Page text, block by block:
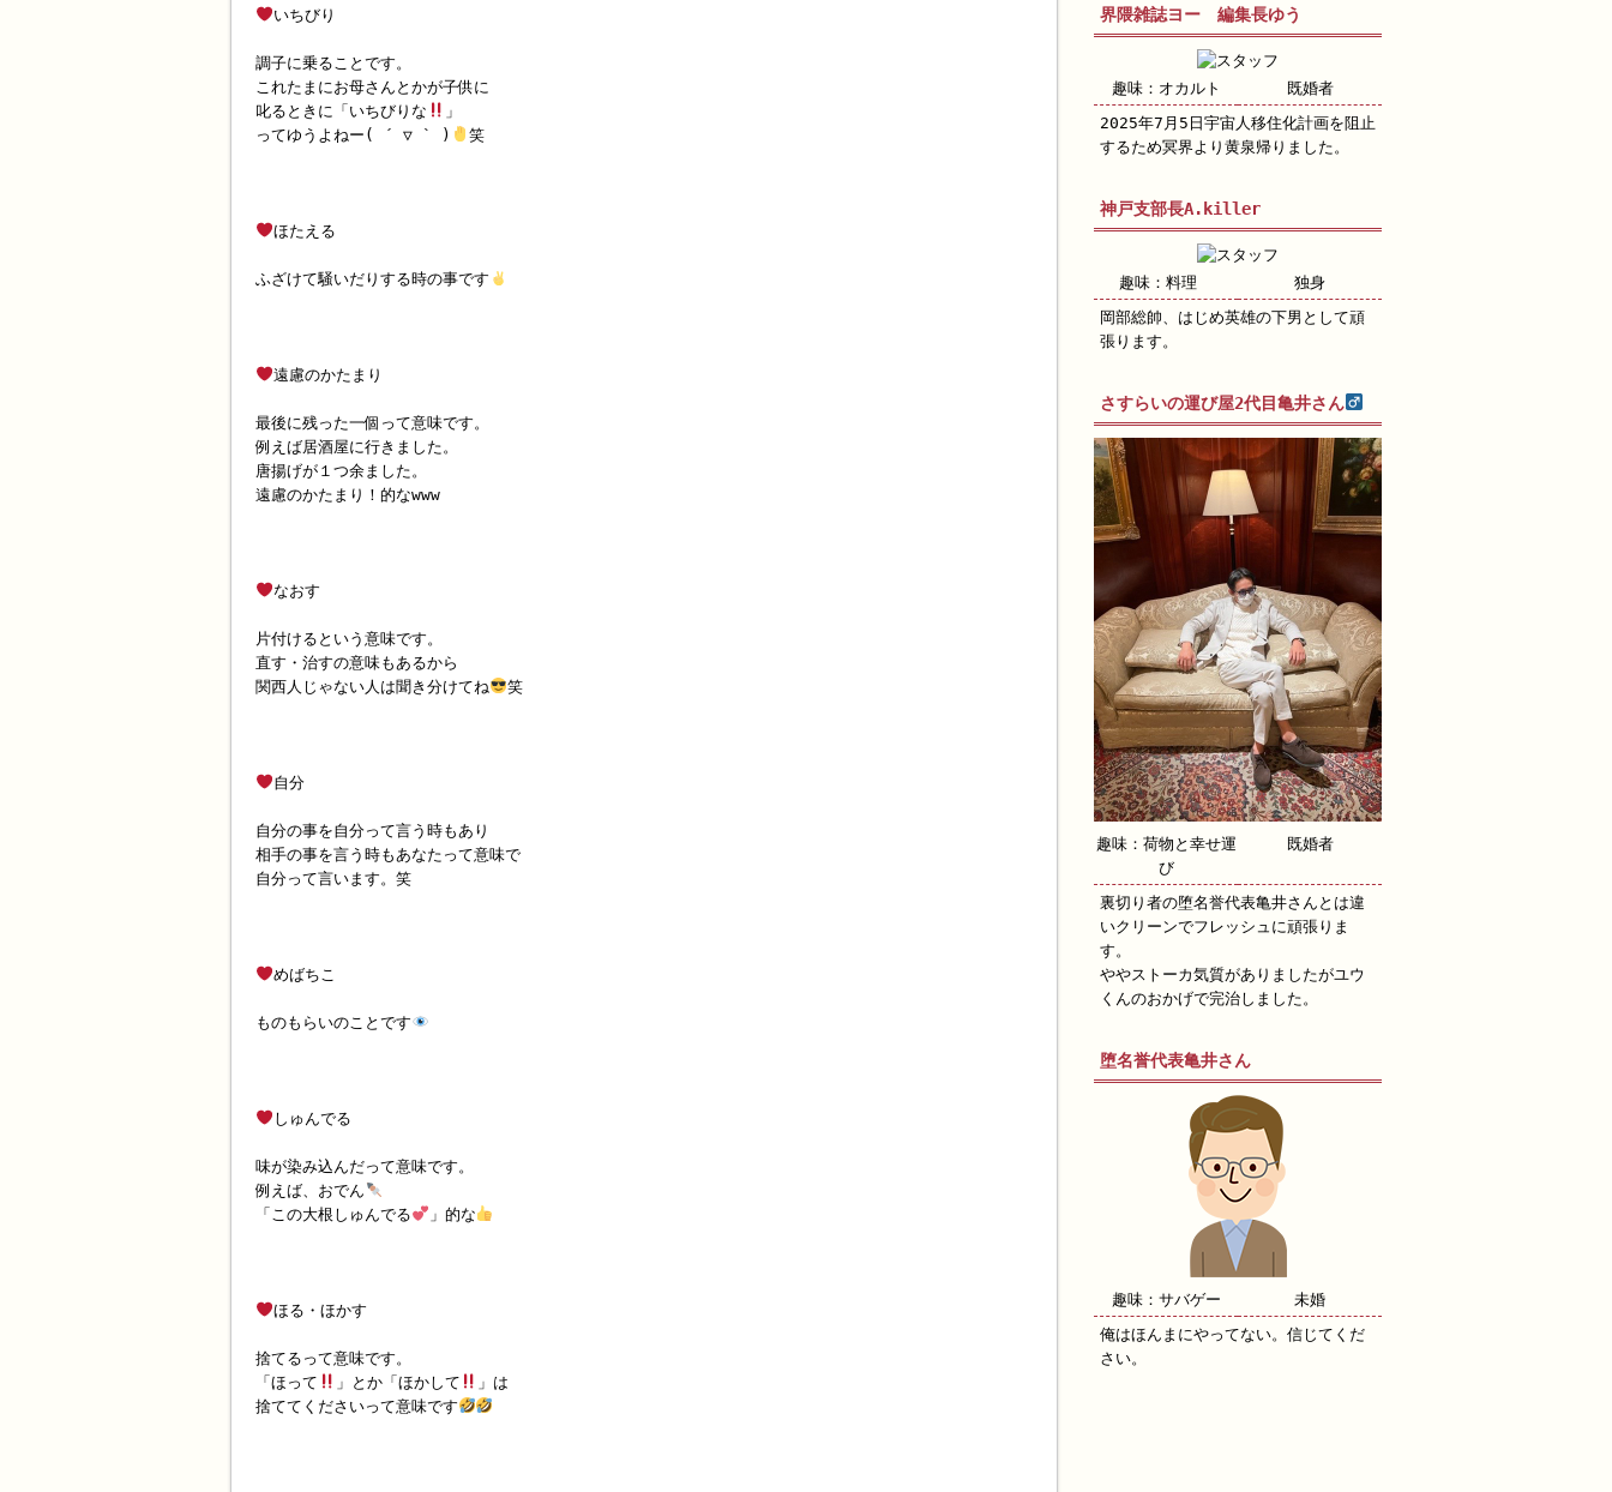
いちびり
調子に乗ることです。
これたまにお母さんとかが子供に
叱るときに「いちびりな
」
ってゆうよねー( ´ ▽ ` )
笑
ほたえる
ふざけて騒いだりする時の事です
遠慮のかたまり
最後に残った一個って意味です。
例えば居酒屋に行きました。
唐揚げが１つ余ました。
遠慮のかたまり！的なwww
なおす
片付けるという意味です。
直す・治すの意味もあるから
関西人じゃない人は聞き分けてね
笑
自分
自分の事を自分って言う時もあり
相手の事を言う時もあなたって意味で
自分って言います。笑
めばちこ
ものもらいのことです
しゅんでる
味が染み込んだって意味です。
例えば、おでん
「この大根しゅんでる
」的な
ほる・ほかす
捨てるって意味です。
「ほって
」とか「ほかして
」は
捨ててくださいって意味です
界隈雑誌ヨー 編集長ゆう
趣味：オカルト
既婚者
2025年7月5日宇宙人移住化計画を阻止
するため冥界より黄泉帰りました。
神戸支部長A.killer
趣味：料理
独身
岡部総帥、はじめ英雄の下男として頑
張ります。
さすらいの運び屋2代目亀井さん
趣味：荷物と幸せ運
び
既婚者
裏切り者の堕名誉代表亀井さんとは違
いクリーンでフレッシュに頑張りま
す。
ややストーカ気質がありましたがユウ
くんのおかげで完治しました。
堕名誉代表亀井さん
趣味：サバゲー
未婚
俺はほんまにやってない。信じてくだ
さい。